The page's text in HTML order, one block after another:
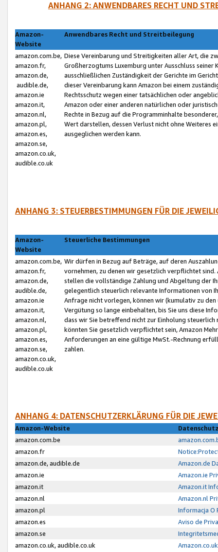
ANHANG 2: ANWENDBARES RECHT UND
Amazon-
Website
Anwendbares Recht und Streitbeilegung
amazon.com.be,
amazon.fr,
amazon.de,
audible.de,
amazon.ie
amazon.it,
amazon.nl,
amazon.pl,
amazon.es,
amazon.se,
amazon.co.uk,
audible.co.uk
Diese Vereinbarung und Streitigkeiten aller Art, die
Großherzogtums Luxemburg unter Ausschluss
ausschließlichen Zuständigkeit der Gerichte im
dieser Vereinbarung kann Amazon bei einem
Rechtsschutz wegen einer tatsächlichen oder
Amazon oder einer anderen natürlichen oder
Rechte in Bezug auf die Programminhalte
Wert darstellen, dessen Verlust nicht ohne Weiteres
ausgeglichen werden kann.
ANHANG 3: STEUERBESTIMMUNGEN FÜR DIE
Amazon-
Website
Steuerliche Bestimmungen
amazon.com.be,
amazon.fr,
amazon.de,
audible.de,
amazon.ie
amazon.it,
amazon.nl,
amazon.pl,
amazon.es,
amazon.se,
amazon.co.uk,
audible.co.uk
Wir dürfen in Bezug auf Beträge, auf deren
vornehmen, zu denen wir gesetzlich verpflichtet
stellen die vollständige Zahlung und Abgeltung der
gelegentlich steuerlich relevante Informationen von
Anfrage nicht vorlegen, können wir (kumulativ zu
Vergütung so lange einbehalten, bis Sie uns diese
dass wir Sie betreffend nicht zur Einholung
könnten Sie gesetzlich verpflichtet sein, Amazon
Anforderungen an eine gültige MwSt.-Rechnung
zahlen.
ANHANG 4: DATENSCHUTZERKLÄRUNG FÜR DIE
Amazon-Website
amazon.com.be
amazon.fr
amazon.de, audible.de
Amazon.de
amazon.ie
Amazon.ie
amazon.it
Amazon.it
amazon.nl
Amazon.nl
amazon.pl
Informacja O
amazon.es
Aviso de
amazon.se
amazon.co.uk, audible.co.uk